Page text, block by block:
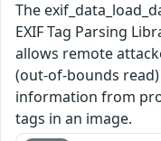
The
EXIF Tag Parsing
allows remote
(out-of-bounds
information from
tags in an image.